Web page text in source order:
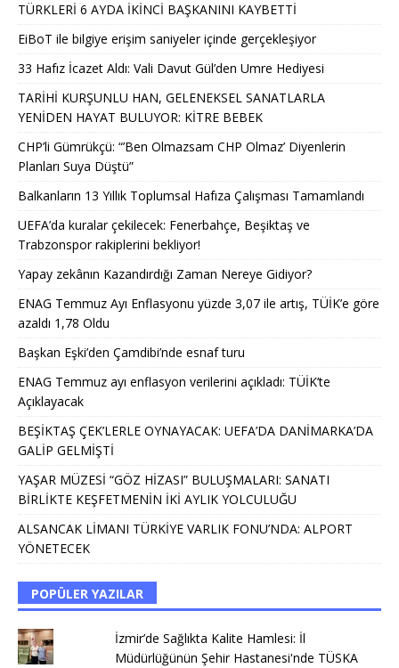
TÜRKLERİ 6 AYDA İKİNCİ BAŞKANINI KAYBETTİ
EiBoT ile bilgiye erişim saniyeler içinde gerçekleşiyor
33 Hafız İcazet Aldı: Vali Davut Gül’den Umre Hediyesi
TARİHİ KURŞUNLU HAN, GELENEKSEL SANATLARLA
YENİDEN HAYAT BULUYOR: KİTRE BEBEK
CHP’li Gümrükçü: “’Ben Olmazsam CHP Olmaz’ Diyenlerin
Planları Suya Düştü”
Balkanların 13 Yıllık Toplumsal Hafıza Çalışması Tamamlandı
UEFA’da kuralar çekilecek: Fenerbahçe, Beşiktaş ve
Trabzonspor rakiplerini bekliyor!
Yapay zekânın Kazandırdığı Zaman Nereye Gidiyor?
ENAG Temmuz Ayı Enflasyonu yüzde 3,07 ile artış, TÜİK’e göre
azaldı 1,78 Oldu
Başkan Eşki’den Çamdibi’nde esnaf turu
ENAG Temmuz ayı enflasyon verilerini açıkladı: TÜİK’te
Açıklayacak
BEŞİKTAŞ ÇEK’LERLE OYNAYACAK: UEFA’DA DANİMARKA’DA
GALİP GELMİŞTİ
YAŞAR MÜZESİ “GÖZ HİZASI” BULUŞMALARI: SANATI
BİRLİKTE KEŞFETMENİN İKİ AYLIK YOLCULUĞU
ALSANCAK LİMANI TÜRKİYE VARLIK FONU’NDA: ALPORT
YÖNETECEK
POPÜLER YAZILAR
İzmir’de Sağlıkta Kalite Hamlesi: İl
Müdürlüğünün Şehir Hastanesi'nde TÜSKA